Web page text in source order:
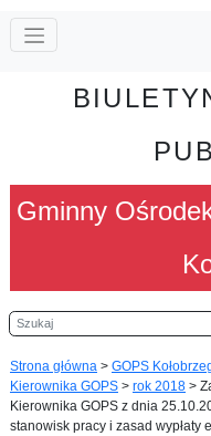
Gminny
Szukaj
Strona główna > GOPS
Kierownika GOPS > rok 2018 >
Kierownika GOPS z dnia
stanowisk pracy i zasad wypłaty